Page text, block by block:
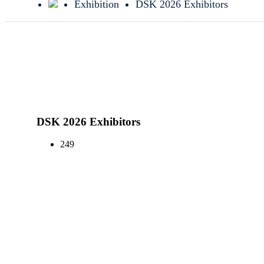
Exhibition DSK 2026 Exhibitors
DSK 2026 Exhibitors
249